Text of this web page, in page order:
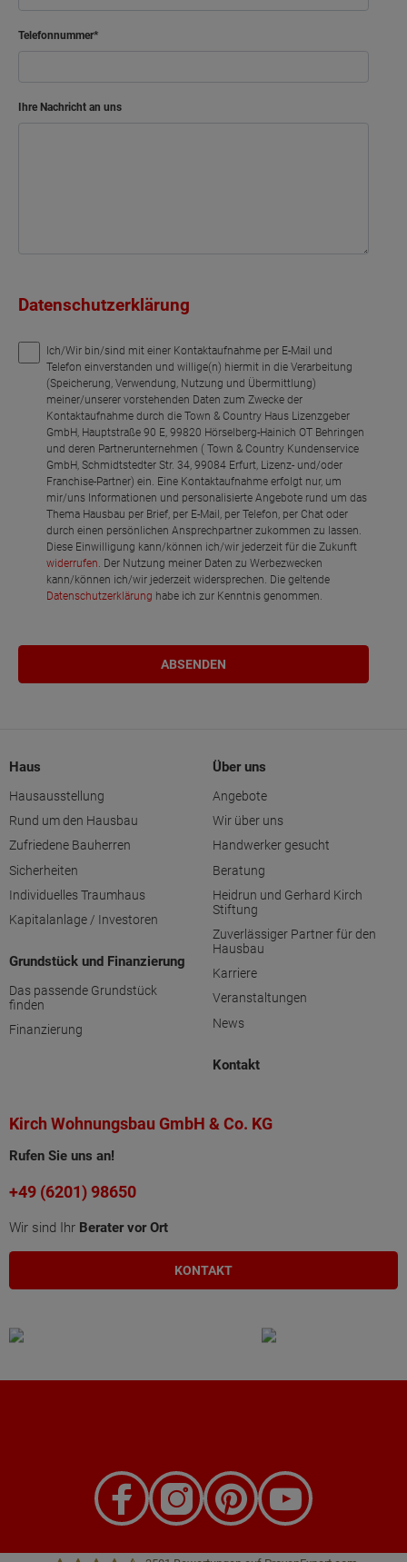
Telefonnummer
Ihre Nachricht an uns
Datenschutzerklärung
Ich/Wir bin/sind mit einer Kontaktaufnahme per E-Mail und
Telefon einverstanden und willige(n) hiermit in die Verarbeitung
(Speicherung, Verwendung, Nutzung und Übermittlung)
meiner/unserer vorstehenden Daten zum Zwecke der
Kontaktaufnahme durch die Town & Country Haus Lizenzgeber
GmbH, Hauptstraße 90 E, 99820 Hörselberg-Hainich OT Behringen
und deren Partnerunternehmen ( Town & Country Kundenservice
GmbH, Schmidtstedter Str. 34, 99084 Erfurt, Lizenz- und/oder
Franchise-Partner) ein. Eine Kontaktaufnahme erfolgt nur, um
mir/uns Informationen und personalisierte Angebote rund um das
Thema Hausbau per Brief, per E-Mail, per Telefon, per Chat oder
durch einen persönlichen Ansprechpartner zukommen zu lassen.
Diese Einwilligung kann/können ich/wir jederzeit für die Zukunft
widerrufen. Der Nutzung meiner Daten zu Werbezwecken
kann/können ich/wir jederzeit widersprechen. Die geltende
Datenschutzerklärung habe ich zur Kenntnis genommen.
Haus
Hausausstellung
Rund um den Hausbau
Zufriedene Bauherren
Sicherheiten
Individuelles Traumhaus
Kapitalanlage / Investoren
Grundstück und Finanzierung
Das passende Grundstück
finden
Finanzierung
Über uns
Angebote
Wir über uns
Handwerker gesucht
Beratung
Heidrun und Gerhard Kirch
Stiftung
Zuverlässiger Partner für den
Hausbau
Karriere
Veranstaltungen
News
Kontakt
Kirch Wohnungsbau GmbH & Co. KG
Rufen Sie uns an!
+49 (6201) 98650
Wir sind Ihr Berater vor Ort
KONTAKT